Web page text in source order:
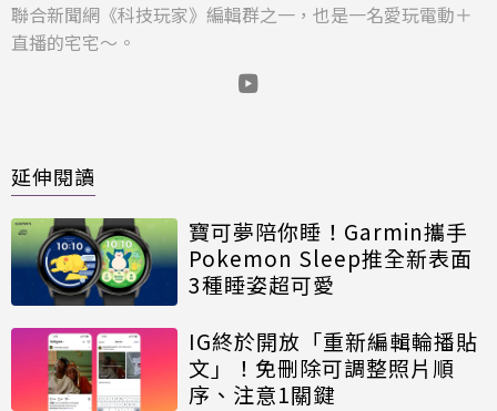
聯合新聞網《科技玩家》編輯群之一，也是一名愛玩電動＋
直播的宅宅～。
延伸閱讀
寶可夢陪你睡！Garmin攜手
Pokemon Sleep推全新表面
3種睡姿超可愛
IG終於開放「重新編輯輪播貼
文」！免刪除可調整照片順
序、注意1關鍵